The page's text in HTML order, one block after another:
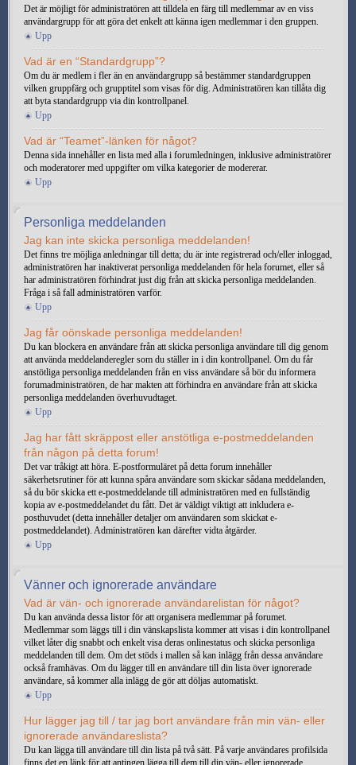
Det är möjligt för administratören att tilldela en färg till medlemmar av en viss
användargrupp för att göra det enkelt att känna igen medlemmar i den gruppen.
Upp
Vad är en “Standardgrupp”?
Om du är medlem i fler än en användargrupp så bestämmer standardgruppen
vilken gruppfärg och grupptitel som visas för dig. Administratören kan tillåta dig
att byta standardgrupp via din kontrollpanel.
Upp
Vad är “Teamet”-länken för något?
Denna sida innehåller en lista med alla i forumledningen, inklusive administratörer
och moderatorer med uppgifter om vilka kategorier de modererar.
Upp
Personliga meddelanden
Jag kan inte skicka personliga meddelanden!
Det finns tre möjliga anledningar till detta; du är inte registrerad och/eller inloggad,
administratören har inaktiverat personliga meddelanden för hela forumet, eller så
har administratören förhindrat just dig från att skicka personliga meddelanden.
Fråga i så fall administratören varför.
Upp
Jag får oönskade personliga meddelanden!
Du kan blockera en användare från att skicka personliga användare till dig genom
att använda meddelanderegler som du ställer in i din kontrollpanel. Om du får
anstötliga personliga meddelanden från en viss användare så bör du informera
forumadministratören, de har makten att förhindra en användare från att skicka
personliga meddelanden överhuvudtaget.
Upp
Jag har fått skräppost eller anstötliga e-postmeddelanden
från någon på detta forum!
Det var tråkigt att höra. E-postformuläret på detta forum innehåller
säkerhetsrutiner för att kunna spåra användare som skickar sådana meddelanden,
så du bör skicka ett e-postmeddelande till administratören med en fullständig
kopia av e-postmeddelandet du fått. Det är väldigt viktigt att inkludera e-
posthuvudet (detta innehåller detaljer om användaren som skickat e-
postmeddelandet). Administratören kan därefter vidta åtgärder.
Upp
Vänner och ignorerade användare
Vad är vän- och ignorerade användarelistan för något?
Du kan använda dessa listor för att organisera medlemmar på forumet.
Medlemmar som läggs till i din vänskapslista kommer att visas i din kontrollpanel
vilket låter dig snabbt och enkelt visa deras onlinestatus och skicka personliga
meddelanden till dem. Om det stöds i mallen så kan inlägg från dessa användare
också framhävas. Om du lägger till en användare till din lista över ignorerade
användare, så kommer alla inlägg de gör att döljas automatiskt.
Upp
Hur lägger jag till / tar jag bort användare från min vän- eller
ignorerade användareslista?
Du kan lägga till användare till din lista på två sätt. På varje användares profilsida
finns det en länk för att antingen lägga till dem till din vän- eller ignorerade